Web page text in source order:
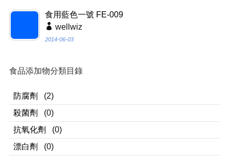
食用藍色一號 FE-009
wellwiz
2014-06-03
食品添加物分類目錄
防腐劑
(2)
殺菌劑
(0)
抗氧化劑
(0)
漂白劑
(0)